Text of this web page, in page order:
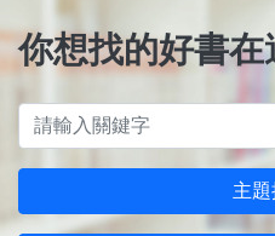
你想找的好書在
主